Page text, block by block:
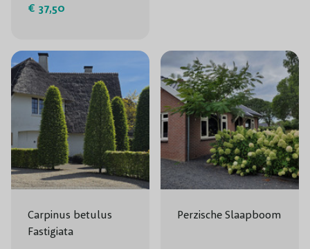
€ 37,50
Carpinus betulus
Fastigiata
Perzische Slaapboom